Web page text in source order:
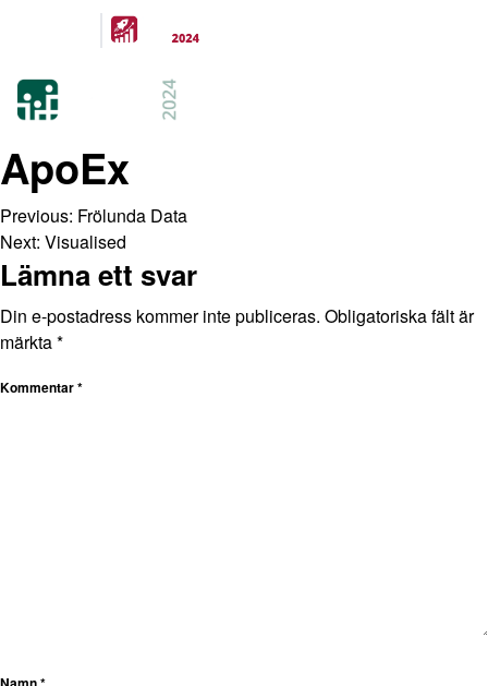
ApoEx
Previous: Frölunda Data
Next: Visualised
Lämna ett svar
Din e-postadress kommer inte publiceras. Obligatoriska fält är
märkta*
Kommentar*